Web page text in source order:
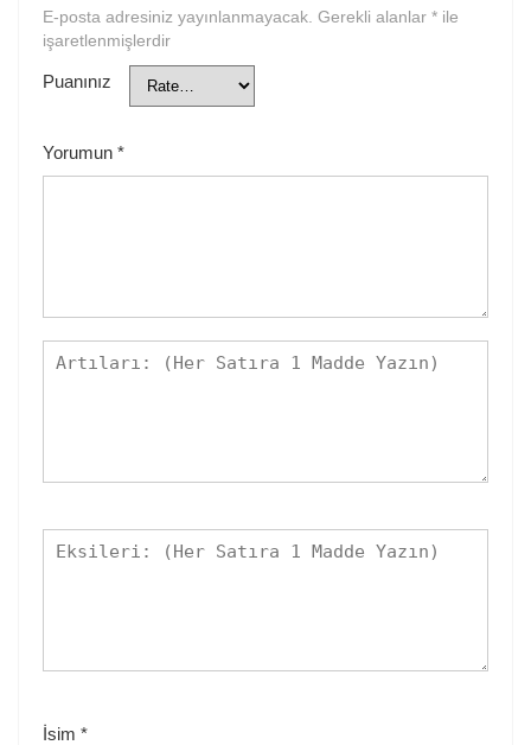
E-posta adresiniz yayınlanmayacak. Gerekli alanlar * ile
işaretlenmişlerdir
Puanınız
Yorumun *
İsim *